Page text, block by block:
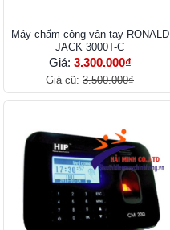
Máy chấm công vân tay RONALD
JACK 3000T-C
Giá: 3.300.000₫
Giá cũ: 3.500.000₫